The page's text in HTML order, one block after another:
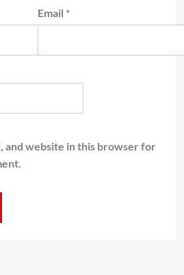
Email *
and website in this browser for